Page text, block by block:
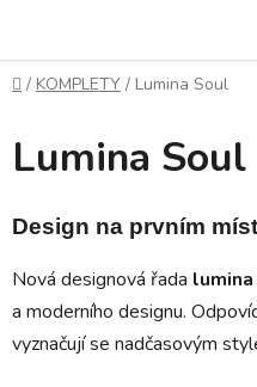
obsah
Domů
/ KOMPLETY / Lumina Soul
Lumina Soul
Design na prvním
Nová designová řada lumina
a moderního designu.
vyznačují se nadčasovým